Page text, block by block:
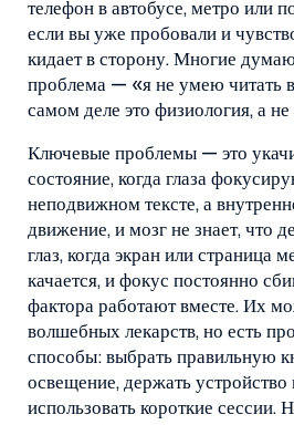
телефон в автобусе, метро или
если вы уже пробовали и
кидает в сторону. Многие
проблема — «я не умею читать
самом деле это физиология, а не
Ключевые проблемы — это
состояние, когда глаза
неподвижном тексте, а
движение, и мозг не знает, что
глаз, когда экран или страница
качается, и фокус постоянно
фактора работают вместе. Их
волшебных лекарств, но есть
способы: выбрать правильную
освещение, держать
использовать короткие сессии.